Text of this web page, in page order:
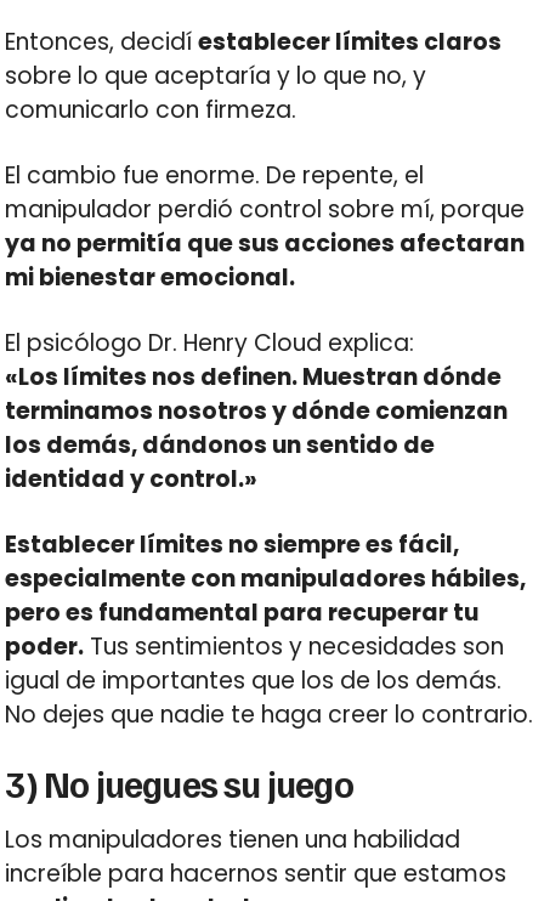
Entonces, decidíestablecer límites claros
sobre lo que aceptaría y lo que no, y
comunicarlo con firmeza.
El cambio fue enorme. De repente, el
manipulador perdió control sobre mí, porque
ya no permitía que sus acciones afectaran
mi bienestar emocional.
El psicólogo Dr. Henry Cloud explica:
«Los límites nos definen. Muestran dónde
terminamos nosotros y dónde comienzan
los demás, dándonos un sentido de
identidad y control.»
Establecer límites no siempre es fácil,
especialmente con manipuladores hábiles,
pero es fundamental para recuperar tu
poder. Tus sentimientos y necesidades son
igual de importantes que los de los demás.
No dejes que nadie te haga creer lo contrario.
3) No juegues su juego
Los manipuladores tienen una habilidad
increíble para hacernos sentir que estamos